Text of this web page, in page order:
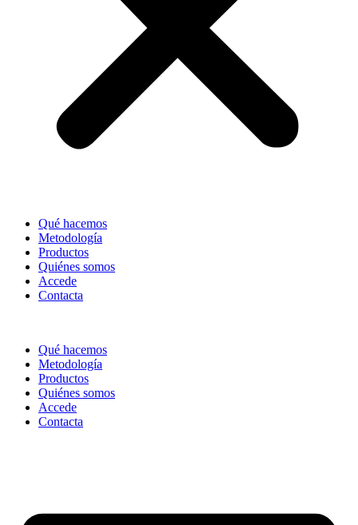
Qué hacemos
Metodología
Productos
Quiénes somos
Accede
Contacta
Qué hacemos
Metodología
Productos
Quiénes somos
Accede
Contacta